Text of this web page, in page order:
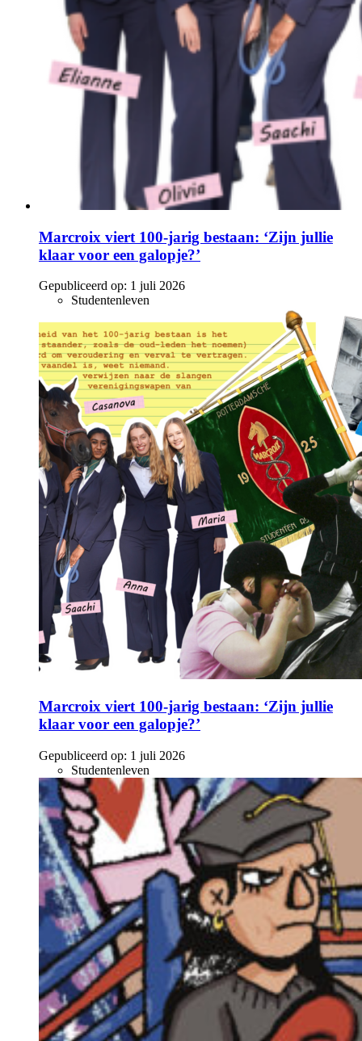
Marcroix viert 100-jarig bestaan: ‘Zijn jullie
klaar voor een galopje?’
Gepubliceerd op: 1 juli 2026
Studentenleven
Marcroix viert 100-jarig bestaan: ‘Zijn jullie
klaar voor een galopje?’
Gepubliceerd op: 1 juli 2026
Studentenleven